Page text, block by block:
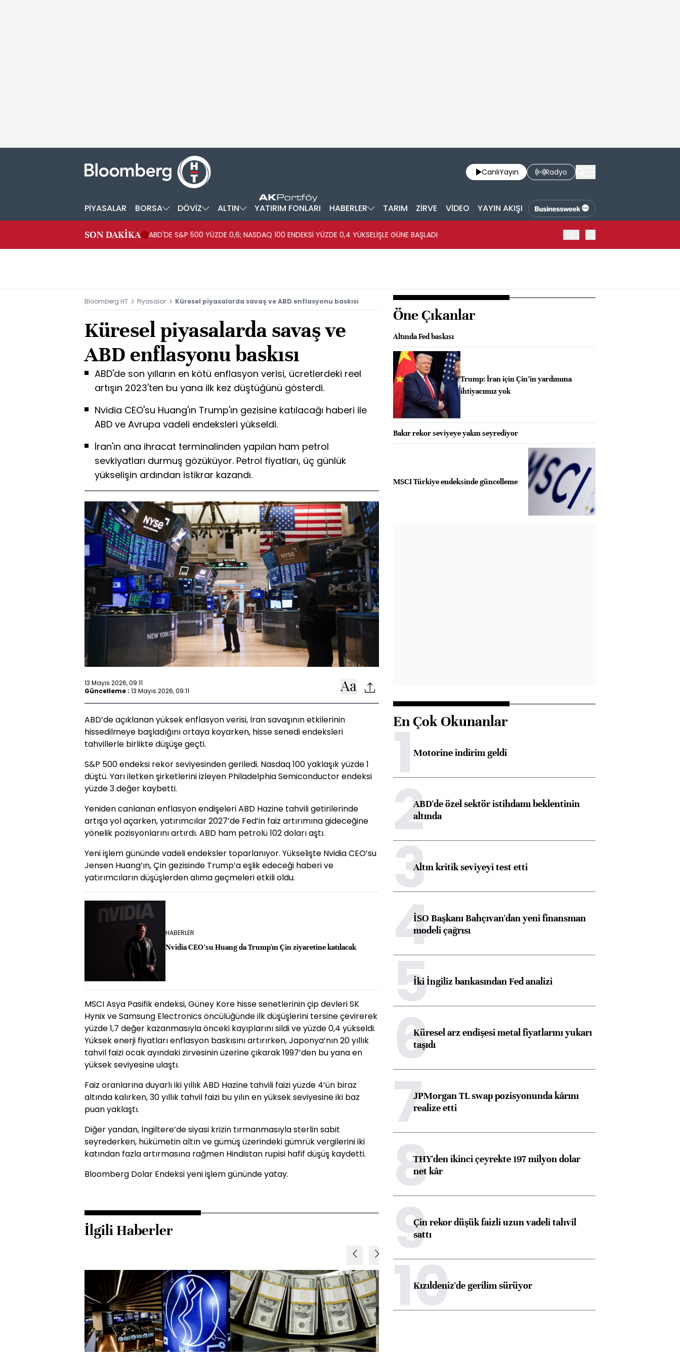
CanlıYayın Radyo
PİYASALAR BORSA DÖVİZ ALTIN YATIRIM FONLARI HABERLER TARIM ZİRVE VİDEO YAYIN AKIŞI
SON DAKİKA ABD'DE S&P 500 YÜZDE 0,6; NASDAQ 100 ENDEKSİ YÜZDE 0,4 YÜKSELİŞLE GÜNE BAŞLADI
Bloomberg HT Piyasalar Küresel piyasalarda savaş ve ABD enflasyonu baskısı
Küresel piyasalarda savaş ve
ABD enflasyonu baskısı
ABD'de son yılların en kötü enflasyon verisi, ücretlerdeki reel
artışın 2023'ten bu yana ilk kez düştüğünü gösterdi.
Nvidia CEO'su Huang'ın Trump'ın gezisine katılacağı haberi ile
ABD ve Avrupa vadeli endeksleri yükseldi.
İran'ın ana ihracat terminalinden yapılan ham petrol
sevkiyatları durmuş gözüküyor. Petrol fiyatları, üç günlük
yükselişin ardından istikrar kazandı.
13 Mayıs 2026, 09:11
Güncelleme : 13 Mayıs 2026, 09:11
ABD’de açıklanan yüksek enflasyon verisi, İran savaşının etkilerinin
hissedilmeye başladığını ortaya koyarken, hisse senedi endeksleri
tahvillerle birlikte düşüşe geçti.
S&P 500 endeksi rekor seviyesinden geriledi. Nasdaq 100 yaklaşık yüzde 1
düştü. Yarı iletken şirketlerini izleyen Philadelphia Semiconductor endeksi
yüzde 3 değer kaybetti.
Yeniden canlanan enflasyon endişeleri ABD Hazine tahvili getirilerinde
artışa yol açarken, yatırımcılar 2027’de Fed’in faiz artırımına gideceğine
yönelik pozisyonlarını artırdı. ABD ham petrolü 102 doları aştı.
Yeni işlem gününde vadeli endeksler toparlanıyor. Yükselişte Nvidia CEO’su
Jensen Huang’ın, Çin gezisinde Trump’a eşlik edeceği haberi ve
yatırımcıların düşüşlerden alıma geçmeleri etkili oldu.
HABERLER
Nvidia CEO’su Huang da Trump'ın Çin ziyaretine katılacak
MSCI Asya Pasifik endeksi, Güney Kore hisse senetlerinin çip devleri SK
Hynix ve Samsung Electronics öncülüğünde ilk düşüşlerini tersine çevirerek
yüzde 1,7 değer kazanmasıyla önceki kayıplarını sildi ve yüzde 0,4 yükseldi.
Yüksek enerji fiyatları enflasyon baskısını artırırken, Japonya’nın 20 yıllık
tahvil faizi ocak ayındaki zirvesinin üzerine çıkarak 1997’den bu yana en
yüksek seviyesine ulaştı.
Faiz oranlarına duyarlı iki yıllık ABD Hazine tahvili faizi yüzde 4’ün biraz
altında kalırken, 30 yıllık tahvil faizi bu yılın en yüksek seviyesine iki baz
puan yaklaştı.
Diğer yandan, İngiltere’de siyasi krizin tırmanmasıyla sterlin sabit
seyrederken, hükümetin altın ve gümüş üzerindeki gümrük vergilerini iki
katından fazla artırmasına rağmen Hindistan rupisi hafif düşüş kaydetti.
Bloomberg Dolar Endeksi yeni işlem gününde yatay.
İlgili Haberler
Almanya, Commerzbank
görüşmelere hazırlanıyor
Öne Çıkanlar
Altında Fed baskısı
Trump: İran için Çin’in yardımına
ihtiyacımız yok
Bakır rekor seviyeye yakın seyrediyor
MSCI Türkiye endeksinde güncelleme
En Çok Okunanlar
1Motorine indirim geldi
2ABD'de özel sektör istihdamı beklentinin
altında
3Altın kritik seviyeyi test etti
4İSO Başkanı Bahçıvan'dan yeni finansman
modeli çağrısı
5İki İngiliz bankasından Fed analizi
6Küresel arz endişesi metal fiyatlarını yukarı
taşıdı
7JPMorgan TL swap pozisyonunda kârını
realize etti
8THY'den ikinci çeyrekte 197 milyon dolar
net kâr
9Çin rekor düşük faizli uzun vadeli tahvil
sattı
10
Kızıldeniz'de gerilim sürüyor